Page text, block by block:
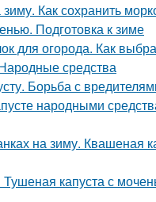
Как сохранить
Подготовка к зиме
для огорода. Как
средства
Борьба с
народными
на зиму. Квашеная
капуста с